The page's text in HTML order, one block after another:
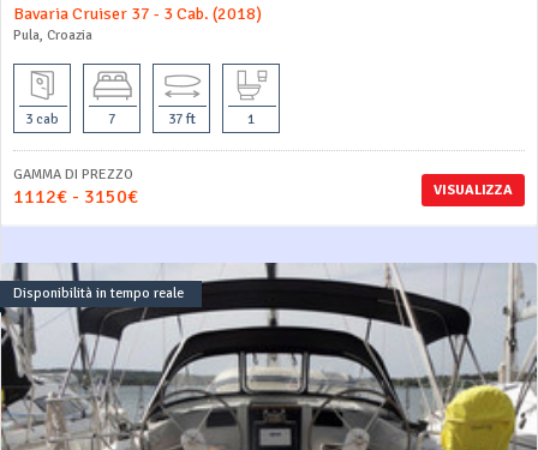
Bavaria Cruiser 37 - 3 Cab. (2018)
Pula, Croazia
3 cab 7 37 ft 1
VISUALIZZA
GAMMA DI PREZZO
1112€ - 3150€
Disponibilità in tempo reale